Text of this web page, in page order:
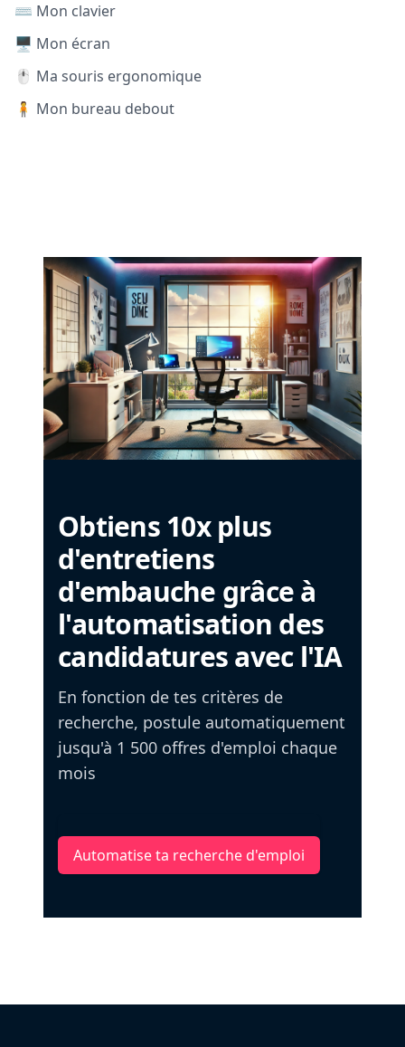
⌨️ Mon clavier
🖥️ Mon écran
🖱️ Ma souris ergonomique
🧍 Mon bureau debout
Obtiens 10x plus
d'entretiens
d'embauche grâce à
l'automatisation des
candidatures avec l'IA
En fonction de tes critères de
recherche, postule automatiquement
jusqu'à 1 500 offres d'emploi chaque
mois
Automatise ta recherche d'emploi